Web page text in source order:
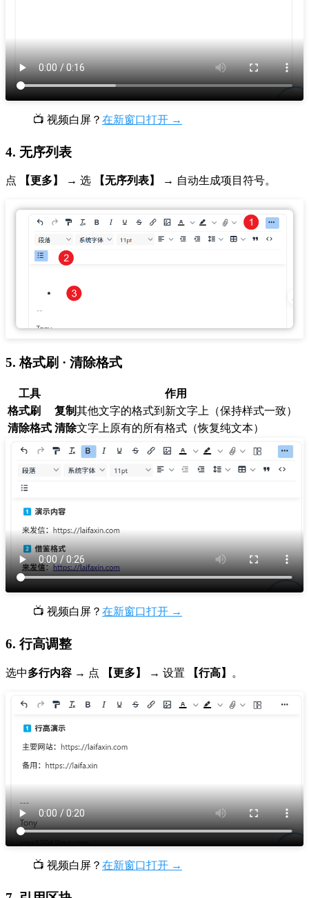
📺 视频白屏？ 在新窗口打开 →
4. 无序列表
点 【更多】 → 选 【无序列表】 → 自动生成项目符号。
5. 格式刷 · 清除格式
工具
作用
格式刷
复制其他文字的格式到新文字上（保持样式一致）
清除格式 清除文字上原有的所有格式（恢复纯文本）
📺 视频白屏？ 在新窗口打开 →
6. 行高调整
选中多行内容 → 点 【更多】 → 设置 【行高】 。
📺 视频白屏？ 在新窗口打开 →